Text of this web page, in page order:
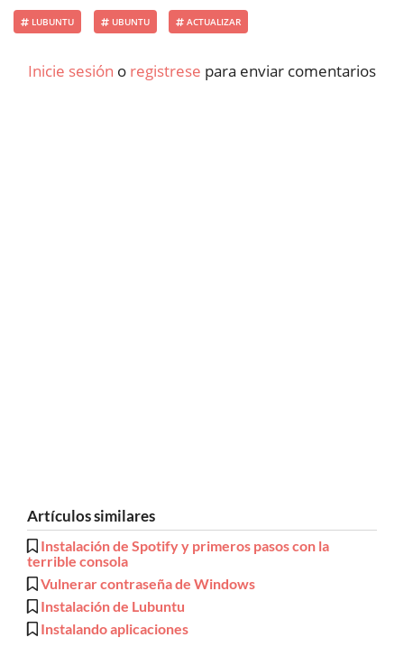
LUBUNTU UBUNTU ACTUALIZAR
Inicie sesión o registrese para enviar comentarios
Artículos similares
Instalación de Spotify y primeros pasos con la
terrible consola
Vulnerar contraseña de Windows
Instalación de Lubuntu
Instalando aplicaciones